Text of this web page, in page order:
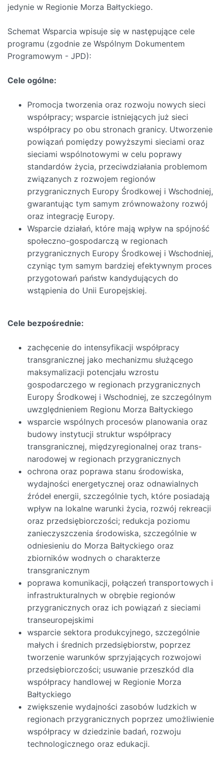
jedynie w Regionie Morza Bałtyckiego.
Schemat Wsparcia wpisuje się w następujące cele
programu (zgodnie ze Wspólnym Dokumentem
Programowym - JPD):
Cele ogólne:
Promocja tworzenia oraz rozwoju nowych sieci
współpracy; wsparcie istniejących już sieci
współpracy po obu stronach granicy. Utworzenie
powiązań pomiędzy powyższymi sieciami oraz
sieciami wspólnotowymi w celu poprawy
standardów życia, przeciwdziałania problemom
związanych z rozwojem regionów
przygranicznych Europy Środkowej i Wschodniej,
gwarantując tym samym zrównoważony rozwój
oraz integrację Europy.
Wsparcie działań, które mają wpływ na spójność
społeczno-gospodarczą w regionach
przygranicznych Europy Środkowej i Wschodniej,
czyniąc tym samym bardziej efektywnym proces
przygotowań państw kandydujących do
wstąpienia do Unii Europejskiej.
Cele bezpośrednie:
zachęcenie do intensyfikacji współpracy
transgranicznej jako mechanizmu służącego
maksymalizacji potencjału wzrostu
gospodarczego w regionach przygranicznych
Europy Środkowej i Wschodniej, ze szczególnym
uwzględnieniem Regionu Morza Bałtyckiego
wsparcie wspólnych procesów planowania oraz
budowy instytucji struktur współpracy
transgranicznej, międzyregionalnej oraz trans-
narodowej w regionach przygranicznych
ochrona oraz poprawa stanu środowiska,
wydajności energetycznej oraz odnawialnych
źródeł energii, szczególnie tych, które posiadają
wpływ na lokalne warunki życia, rozwój rekreacji
oraz przedsiębiorczości; redukcja poziomu
zanieczyszczenia środowiska, szczególnie w
odniesieniu do Morza Bałtyckiego oraz
zbiorników wodnych o charakterze
transgranicznym
poprawa komunikacji, połączeń transportowych i
infrastrukturalnych w obrębie regionów
przygranicznych oraz ich powiązań z sieciami
transeuropejskimi
wsparcie sektora produkcyjnego, szczególnie
małych i średnich przedsiębiorstw, poprzez
tworzenie warunków sprzyjających rozwojowi
przedsiębiorczości; usuwanie przeszkód dla
współpracy handlowej w Regionie Morza
Bałtyckiego
zwiększenie wydajności zasobów ludzkich w
regionach przygranicznych poprzez umożliwienie
współpracy w dziedzinie badań, rozwoju
technologicznego oraz edukacji.